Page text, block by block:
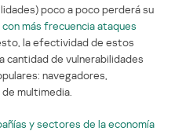
poco a poco perderá su
más frecuencia ataques
la efectividad de estos
cantidad de vulnerabilidades
navegadores,
multimedia.
y sectores de la economía